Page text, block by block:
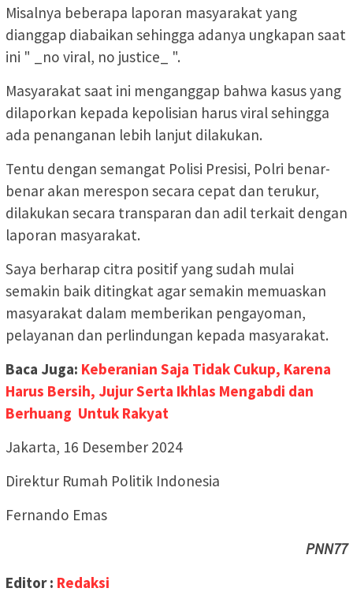
Misalnya beberapa laporan masyarakat yang
dianggap diabaikan sehingga adanya ungkapan saat
ini " _no viral, no justice_ ".
Masyarakat saat ini menganggap bahwa kasus yang
dilaporkan kepada kepolisian harus viral sehingga
ada penanganan lebih lanjut dilakukan.
Tentu dengan semangat Polisi Presisi, Polri benar-
benar akan merespon secara cepat dan terukur,
dilakukan secara transparan dan adil terkait dengan
laporan masyarakat.
Saya berharap citra positif yang sudah mulai
semakin baik ditingkat agar semakin memuaskan
masyarakat dalam memberikan pengayoman,
pelayanan dan perlindungan kepada masyarakat.
Baca Juga: Keberanian Saja Tidak Cukup, Karena
Harus Bersih, Jujur Serta Ikhlas Mengabdi dan
Berhuang Untuk Rakyat
Jakarta, 16 Desember 2024
Direktur Rumah Politik Indonesia
Fernando Emas
PNN77
Editor : Redaksi